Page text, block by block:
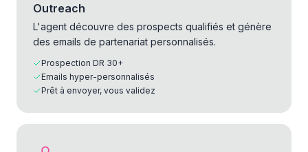
Outreach
L'agent découvre des prospects qualifiés et génère
des emails de partenariat personnalisés.
Prospection DR 30+
Emails hyper-personnalisés
Prêt à envoyer, vous validez